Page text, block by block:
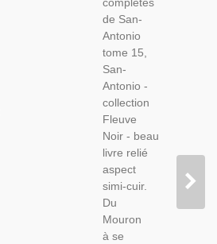
Antonio,
Tome
15, 1975
-
Frédéric
Dard,
Fleuve
Noir,
Roman
Policier,
complètes
de San-
Antonio
tome 15,
San-
Antonio -
collection
Fleuve
Noir - beau
livre relié
aspect
simi-cuir.
Du
Mouron
à se